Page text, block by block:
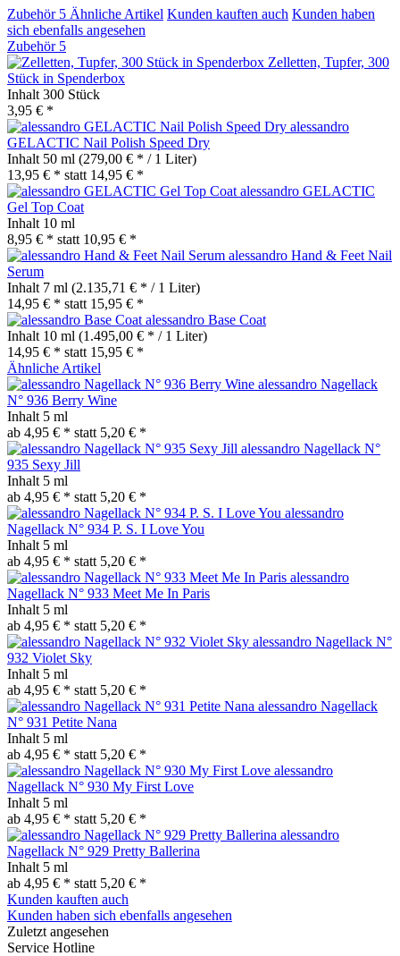
Zubehör 5 Ähnliche Artikel Kunden kauften auch Kunden haben
sich ebenfalls angesehen
Zubehör 5
Zelletten, Tupfer, 300
Stück in Spenderbox
Inhalt 300 Stück
3,95 € *
alessandro
GELACTIC Nail Polish Speed Dry
Inhalt 50 ml (279,00 € * / 1 Liter)
13,95 € * statt 14,95 € *
alessandro GELACTIC
Gel Top Coat
Inhalt 10 ml
8,95 € * statt 10,95 € *
alessandro Hand & Feet Nail
Serum
Inhalt 7 ml (2.135,71 € * / 1 Liter)
14,95 € * statt 15,95 € *
alessandro Base Coat
Inhalt 10 ml (1.495,00 € * / 1 Liter)
14,95 € * statt 15,95 € *
Ähnliche Artikel
alessandro Nagellack
N° 936 Berry Wine
Inhalt 5 ml
ab 4,95 € * statt 5,20 € *
alessandro Nagellack N°
935 Sexy Jill
Inhalt 5 ml
ab 4,95 € * statt 5,20 € *
alessandro
Nagellack N° 934 P. S. I Love You
Inhalt 5 ml
ab 4,95 € * statt 5,20 € *
alessandro
Nagellack N° 933 Meet Me In Paris
Inhalt 5 ml
ab 4,95 € * statt 5,20 € *
alessandro Nagellack N°
932 Violet Sky
Inhalt 5 ml
ab 4,95 € * statt 5,20 € *
alessandro Nagellack
N° 931 Petite Nana
Inhalt 5 ml
ab 4,95 € * statt 5,20 € *
alessandro
Nagellack N° 930 My First Love
Inhalt 5 ml
ab 4,95 € * statt 5,20 € *
alessandro
Nagellack N° 929 Pretty Ballerina
Inhalt 5 ml
ab 4,95 € * statt 5,20 € *
Kunden kauften auch
Kunden haben sich ebenfalls angesehen
Zuletzt angesehen
Service Hotline